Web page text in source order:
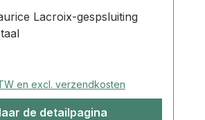
Lacroix-gespsluiting
en excl. verzendkosten
de detailpagina